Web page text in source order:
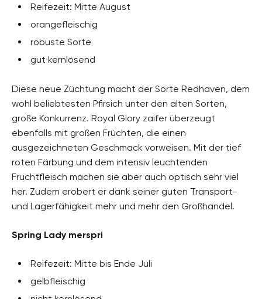
Reifezeit: Mitte August
orangefleischig
robuste Sorte
gut kernlösend
Diese neue Züchtung macht der Sorte Redhaven, dem
wohl beliebtesten Pfirsich unter den alten Sorten,
große Konkurrenz. Royal Glory zaifer überzeugt
ebenfalls mit großen Früchten, die einen
ausgezeichneten Geschmack vorweisen. Mit der tief
roten Färbung und dem intensiv leuchtenden
Fruchtfleisch machen sie aber auch optisch sehr viel
her. Zudem erobert er dank seiner guten Transport-
und Lagerfähigkeit mehr und mehr den Großhandel.
Spring Lady merspri
Reifezeit: Mitte bis Ende Juli
gelbfleischig